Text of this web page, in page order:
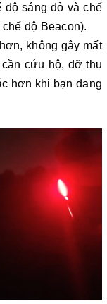
độ sáng đỏ và chế
độ Beacon).
không gây mất
cứu hộ, đỡ thu
hơn khi bạn đang